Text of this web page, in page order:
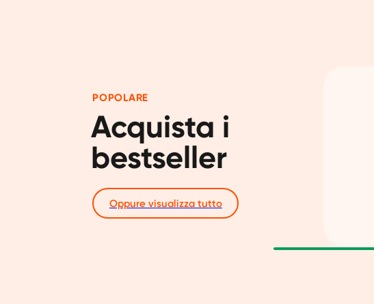
POPOLARE
Acquista i
bestseller
Oppure visualizza tutto